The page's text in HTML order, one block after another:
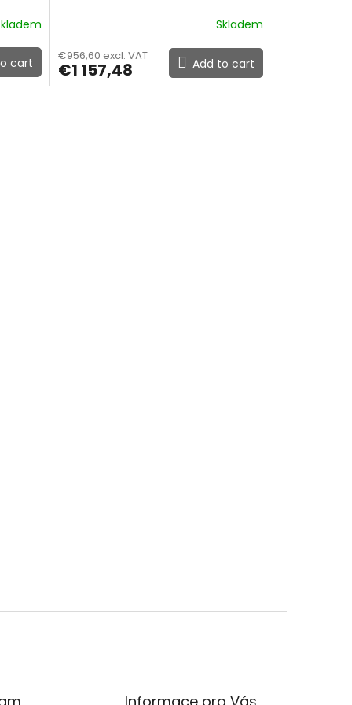
cart
Skladem
€956,60 excl. VAT
€1 157,48 Add to cart